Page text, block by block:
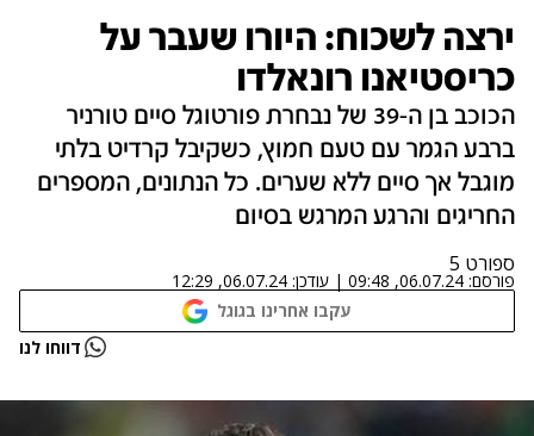
ירצה לשכוח: היורו שעבר על
כריסטיאנו רונאלדו
הכוכב בן ה-39 של נבחרת פורטוגל סיים טורניר
ברבע הגמר עם טעם חמוץ, כשקיבל קרדיט בלתי
מוגבל אך סיים ללא שערים. כל הנתונים, המספרים
החריגים והרגע המרגש בסיום
ספורט 5
פורסם: 06.07.24, 09:48
| עודכן: 06.07.24, 12:29
עקבו אחרינו בגוגל
דווחו לנו